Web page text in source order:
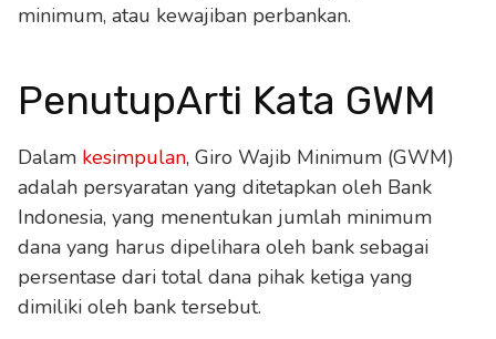
minimum, atau kewajiban perbankan.
PenutupArti Kata GWM
Dalam kesimpulan, Giro Wajib Minimum (GWM)
adalah persyaratan yang ditetapkan oleh Bank
Indonesia, yang menentukan jumlah minimum
dana yang harus dipelihara oleh bank sebagai
persentase dari total dana pihak ketiga yang
dimiliki oleh bank tersebut.